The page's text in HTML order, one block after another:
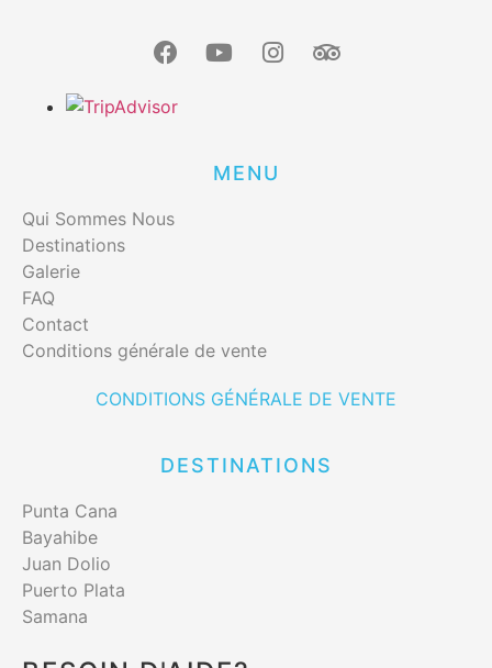
MENU
Qui Sommes Nous
Destinations
Galerie
FAQ
Contact
Conditions générale de vente
CONDITIONS GÉNÉRALE DE VENTE
DESTINATIONS
Punta Cana
Bayahibe
Juan Dolio
Puerto Plata
Samana